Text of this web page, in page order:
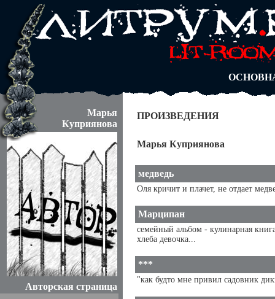
АВТОРЫ
БЛОГИ
АБИТУРА
Марья
Куприянова
Авторская страница
ПРОИЗВЕДЕНИЯ
Марья Куприянова
медведь
Оля кричит и плачет, не отдает
Марципан
семейный альбом - кулинарная
хлеба девочка...
***
"как будто мне привил садовник